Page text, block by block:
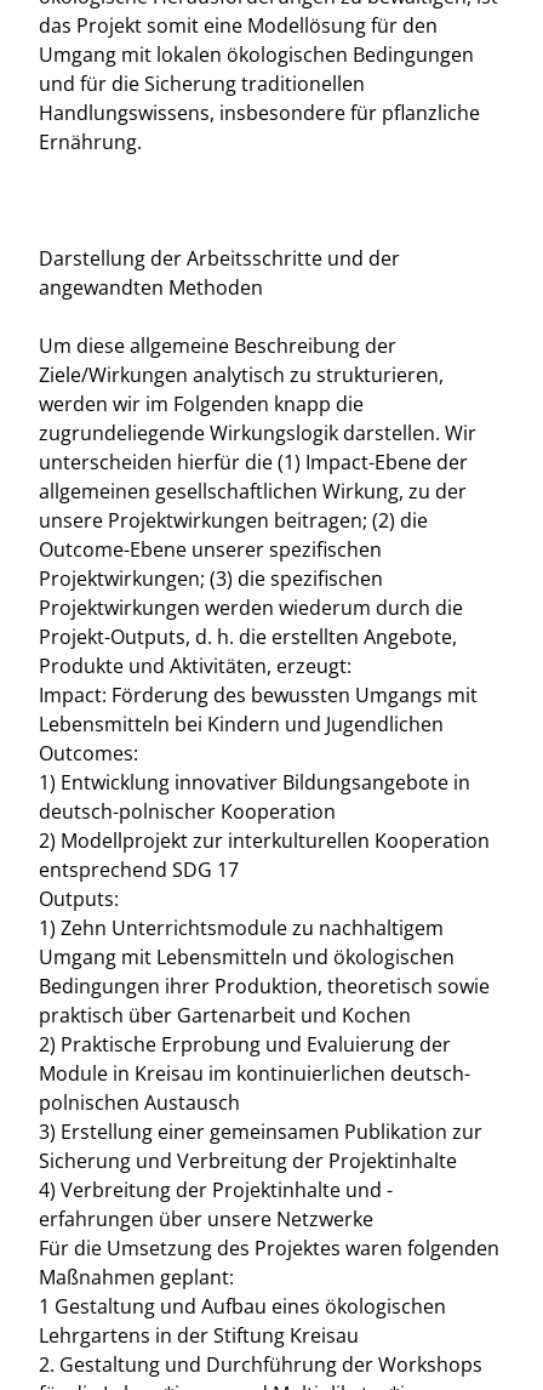
das Projekt somit eine Modellösung für den
Umgang mit lokalen ökologischen Bedingungen
und für die Sicherung traditionellen
Handlungswissens, insbesondere für pflanzliche
Ernährung.
Darstellung der Arbeitsschritte und der
angewandten Methoden
Um diese allgemeine Beschreibung der
Ziele/Wirkungen analytisch zu strukturieren,
werden wir im Folgenden knapp die
zugrundeliegende Wirkungslogik darstellen. Wir
unterscheiden hierfür die (1) Impact-Ebene der
allgemeinen gesellschaftlichen Wirkung, zu der
unsere Projektwirkungen beitragen; (2) die
Outcome-Ebene unserer spezifischen
Projektwirkungen; (3) die spezifischen
Projektwirkungen werden wiederum durch die
Projekt-Outputs, d. h. die erstellten Angebote,
Produkte und Aktivitäten, erzeugt:
Impact: Förderung des bewussten Umgangs mit
Lebensmitteln bei Kindern und Jugendlichen
Outcomes:
1) Entwicklung innovativer Bildungsangebote in
deutsch-polnischer Kooperation
2) Modellprojekt zur interkulturellen Kooperation
entsprechend SDG 17
Outputs:
1) Zehn Unterrichtsmodule zu nachhaltigem
Umgang mit Lebensmitteln und ökologischen
Bedingungen ihrer Produktion, theoretisch sowie
praktisch über Gartenarbeit und Kochen
2) Praktische Erprobung und Evaluierung der
Module in Kreisau im kontinuierlichen deutsch-
polnischen Austausch
3) Erstellung einer gemeinsamen Publikation zur
Sicherung und Verbreitung der Projektinhalte
4) Verbreitung der Projektinhalte und -
erfahrungen über unsere Netzwerke
Für die Umsetzung des Projektes waren folgenden
Maßnahmen geplant:
1 Gestaltung und Aufbau eines ökologischen
Lehrgartens in der Stiftung Kreisau
2. Gestaltung und Durchführung der Workshops